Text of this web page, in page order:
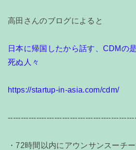
高田さんのブログによると
日本に帰国したから話す、CDMの
死ぬ人々
https://startup-in-asia.com/cdm/
・72時間以内にアウンサンスーチ